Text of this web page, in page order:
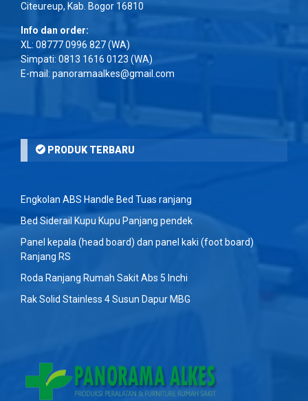
Citeureup, Kab. Bogor 16810
Info dan order:
XL: 08777 0996 827(WA)
Simpati: 0813 1616 0123 (WA)
E-mail: panoramaalkes@gmail.com
PRODUK TERBARU
Engkolan ABS Handle Bed Tuas ranjang
Bed Siderail Kupu Kupu Panjang pendek
Panel kepala (head board) dan panel kaki (foot board)
Ranjang RS
Roda Ranjang Rumah Sakit Abs 5 Inchi
Rak Solid Stainless 4 Susun Dapur MBG